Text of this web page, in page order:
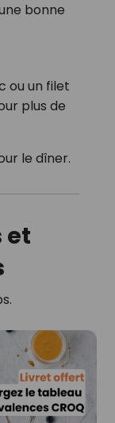
bonne
ou un filet
plus de
le dîner.
et